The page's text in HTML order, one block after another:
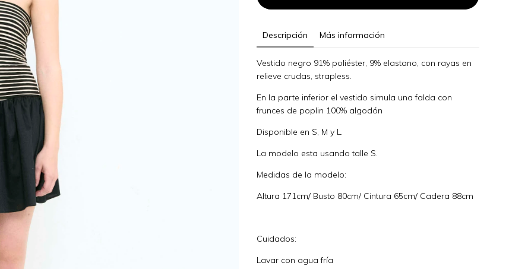
Descripción Más información
Vestido negro 91% poliéster, 9% elastano, con rayas en
relieve crudas, strapless.
En la parte inferior el vestido simula una falda con
frunces de poplin 100% algodón
Disponible en S, M y L.
La modelo esta usando talle S.
Medidas de la modelo:
Altura 171cm/ Busto 80cm/ Cintura 65cm/ Cadera 88cm
Cuidados:
Lavar con agua fría